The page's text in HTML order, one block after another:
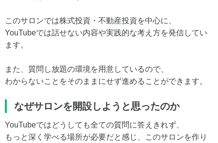
このサロンでは株式投資・不動産投資を中心に、
YouTubeでは話せない内容や実践的な考え方を発信してい
ます。
また、質問し放題の環境を用意しているので、
わからないことをそのままにせず進めることができます。
なぜサロンを開設しようと思ったのか
YouTubeではどうしても全ての質問に答えきれず、
もっと深く学べる場所が必要だと感じ、このサロンを作り